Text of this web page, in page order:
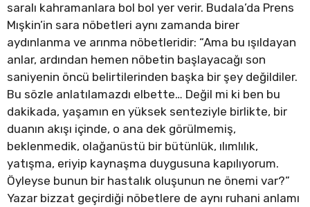
saralı kahramanlara bol bol yer verir. Budala’da Prens
Mışkin’in sara nöbetleri aynı zamanda birer
aydınlanma ve arınma nöbetleridir: “Ama bu ışıldayan
anlar, ardından hemen nöbetin başlayacağı son
saniyenin öncü belirtilerinden başka bir şey değildiler.
Bu sözle anlatılamazdı elbette… Değil mi ki ben bu
dakikada, yaşamın en yüksek senteziyle birlikte, bir
duanın akışı içinde, o ana dek görülmemiş,
beklenmedik, olağanüstü bir bütünlük, ılımlılık,
yatışma, eriyip kaynaşma duygusuna kapılıyorum.
Öyleyse bunun bir hastalık oluşunun ne önemi var?”
Yazar bizzat geçirdiği nöbetlere de aynı ruhani anlamı